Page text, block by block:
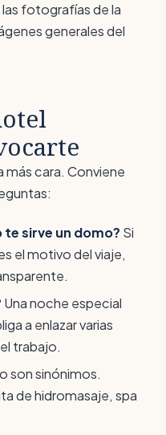
fotografías de la
generales del
más cara. Conviene
te sirve un domo? Si
el motivo del viaje,
Una noche especial
a enlazar varias
trabajo.
son sinónimos.
de hidromasaje, spa